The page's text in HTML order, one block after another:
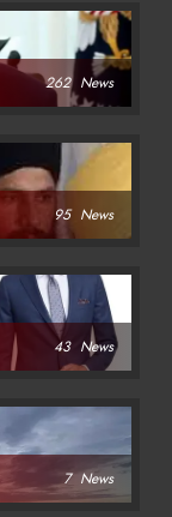
262 News
95 News
43 News
7 News